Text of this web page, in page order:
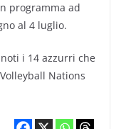
programma ad
al 4 luglio.
i 14 azzurri che
Nations